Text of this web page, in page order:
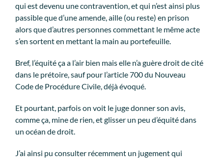
qui est devenu une contravention, et qui n’est ainsi plus
passible que d’une amende, aille (ou reste) en prison
alors que d’autres personnes commettant le même acte
s’en sortent en mettant la main au portefeuille.
Bref, l’équité ça a l’air bien mais elle n’a guère droit de cité
dans le prétoire, sauf pour l’article 700 du Nouveau
Code de Procédure Civile, déjà évoqué.
Et pourtant, parfois on voit le juge donner son avis,
comme ça, mine de rien, et glisser un peu d’équité dans
un océan de droit.
J’ai ainsi pu consulter récemment un jugement qui